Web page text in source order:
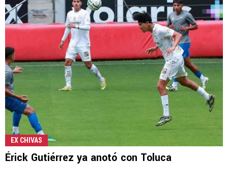
EX CHIVAS
Érick Gutiérrez ya anotó con Toluca